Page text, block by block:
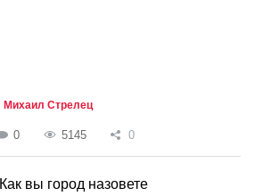
Михаил Стрелец
0 5145 0
Как вы город назовете